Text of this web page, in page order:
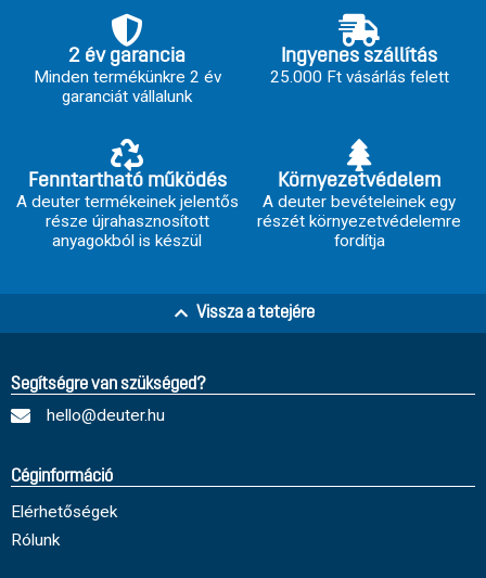
2 év garancia
Minden termékünkre 2 év
garanciát vállalunk
Ingyenes szállítás
25.000 Ft vásárlás felett
Fenntartható működés
A deuter termékeinek jelentős
része újrahasznosított
anyagokból is készül
Környezetvédelem
A deuter bevételeinek egy
részét környezetvédelemre
fordítja
Vissza a tetejére
Segítségre van szükséged?
hello@deuter.hu
Céginformáció
Elérhetőségek
Rólunk